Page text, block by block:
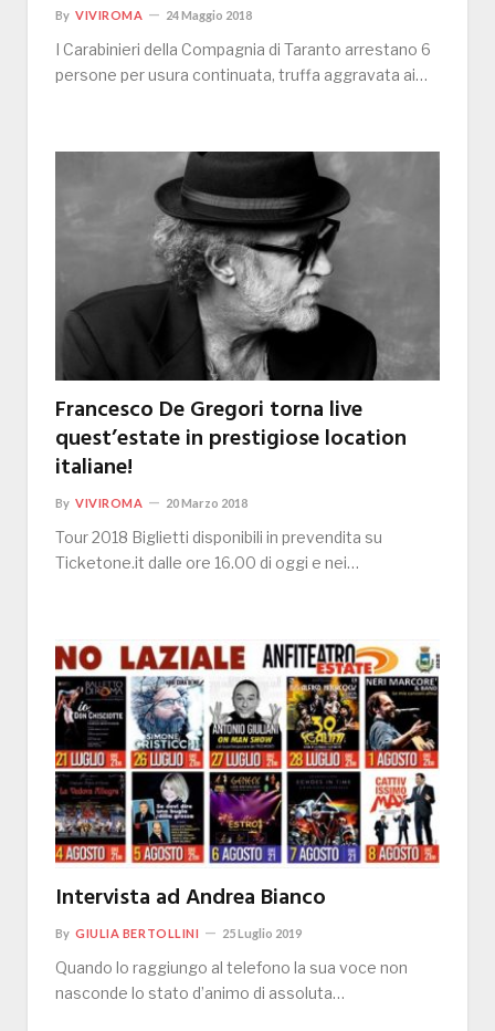
By VIVIROMA 24 Maggio 2018
I Carabinieri della Compagnia di Taranto arrestano 6
persone per usura continuata, truffa aggravata ai…
Francesco De Gregori torna live
quest’estate in prestigiose location
italiane!
By VIVIROMA 20 Marzo 2018
Tour 2018 Biglietti disponibili in prevendita su
Ticketone.it dalle ore 16.00 di oggi e nei…
Intervista ad Andrea Bianco
By GIULIA BERTOLLINI 25 Luglio 2019
Quando lo raggiungo al telefono la sua voce non
nasconde lo stato d’animo di assoluta…